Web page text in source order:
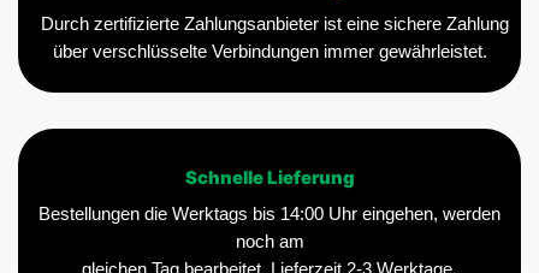
Durch zertifizierte Zahlungsanbieter ist eine sichere Zahlung
über verschlüsselte Verbindungen immer gewährleistet.
Schnelle Lieferung
Bestellungen die Werktags bis 14:00 Uhr eingehen, werden
noch am